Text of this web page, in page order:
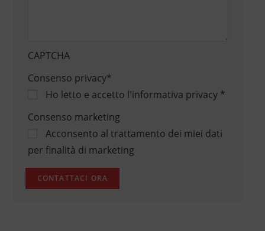
CAPTCHA
Consenso privacy*
Ho letto e accetto l'informativa privacy*
Consenso marketing
Acconsento al trattamento dei miei dati
per finalità di marketing